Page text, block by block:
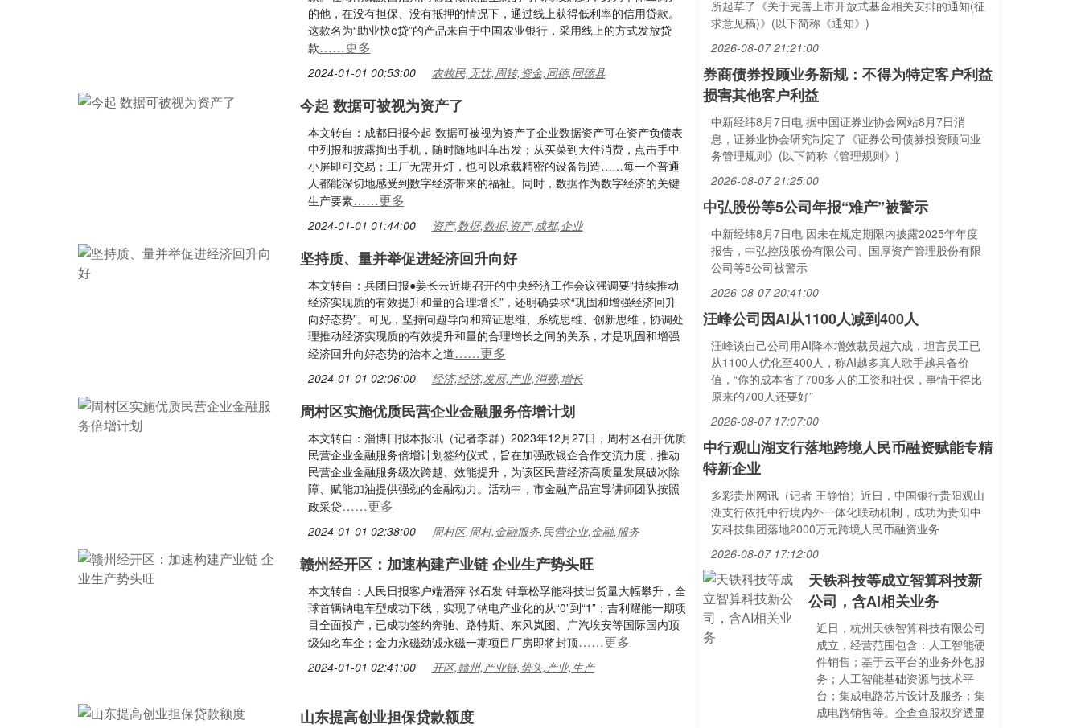
的他，在没有担保、没有抵押的情况下，通过线上获得低利率的信用贷款。
这款名为“助业快e贷”的产品来自于中国农业银行，采用线上的方式发放贷
款……更多
2024-01-01 00:53:00 农牧民,无忧,周转,资金,同德,同德县
今起 数据可被视为资产了
本文转自：成都日报今起 数据可被视为资产了企业数据资产可在资产负债表
中列报和披露掏出手机，随时随地叫车出发；从买菜到大件消费，点击手中
小屏即可交易；工厂无需开灯，也可以承载精密的设备制造……每一个普通
人都能深切地感受到数字经济带来的福祉。同时，数据作为数字经济的关键
生产要素……更多
2024-01-01 01:44:00 资产,数据,数据,资产,成都,企业
坚持质、量并举促进经济回升向好
本文转自：兵团日报●姜长云近期召开的中央经济工作会议强调要“持续推动
经济实现质的有效提升和量的合理增长”，还明确要求“巩固和增强经济回升
向好态势”。可见，坚持问题导向和辩证思维、系统思维、创新思维，协调处
理推动经济实现质的有效提升和量的合理增长之间的关系，才是巩固和增强
经济回升向好态势的治本之道……更多
2024-01-01 02:06:00 经济,经济,发展,产业,消费,增长
周村区实施优质民营企业金融服务倍增计划
本文转自：淄博日报本报讯（记者李群）2023年12月27日，周村区召开优质
民营企业金融服务倍增计划签约仪式，旨在加强政银企合作交流力度，推动
民营企业金融服务级次跨越、效能提升，为该区民营经济高质量发展破冰除
障、赋能加油提供强劲的金融动力。活动中，市金融产品宣导讲师团队按照
政采贷……更多
2024-01-01 02:38:00 周村区,周村,金融服务,民营企业,金融,服务
赣州经开区：加速构建产业链 企业生产势头旺
本文转自：人民日报客户端潘萍 张石发 钟章松孚能科技出货量大幅攀升，全
球首辆钠电车型成功下线，实现了钠电产业化的从“0”到“1”；吉利耀能一期项
目全面投产，已成功签约奔驰、路特斯、东风岚图、广汽埃安等国际国内顶
级知名车企；金力永磁劲诚永磁一期项目厂房即将封顶……更多
2024-01-01 02:41:00 开区,赣州,产业链,势头,产业,生产
山东提高创业担保贷款额度
所起草了《关于完善上市开放式基金相关安排的通知(征
求意见稿)》(以下简称《通知》)
2026-08-07 21:21:00
券商债券投顾业务新规：不得为特定客户利益
损害其他客户利益
中新经纬8月7日电 据中国证券业协会网站8月7日消
息，证券业协会研究制定了《证券公司债券投资顾问业
务管理规则》(以下简称《管理规则》)
2026-08-07 21:25:00
中弘股份等5公司年报“难产”被警示
中新经纬8月7日电 因未在规定期限内披露2025年年度
报告，中弘控股股份有限公司、国厚资产管理股份有限
公司等5公司被警示
2026-08-07 20:41:00
汪峰公司因AI从1100人减到400人
汪峰谈自己公司用AI降本增效裁员超六成，坦言员工已
从1100人优化至400人，称AI越多真人歌手越具备价
值，“你的成本省了700多人的工资和社保，事情干得比
原来的700人还要好”
2026-08-07 17:07:00
中行观山湖支行落地跨境人民币融资赋能专精
特新企业
多彩贵州网讯（记者 王静怡）近日，中国银行贵阳观山
湖支行依托中行境内外一体化联动机制，成功为贵阳中
安科技集团落地2000万元跨境人民币融资业务
2026-08-07 17:12:00
天铁科技等成立智算科技新
公司，含AI相关业务
近日，杭州天铁智算科技有限公司
成立，经营范围包含：人工智能硬
件销售；基于云平台的业务外包服
务；人工智能基础资源与技术平
台；集成电路芯片设计及服务；集
成电路销售等。企查查股权穿透显